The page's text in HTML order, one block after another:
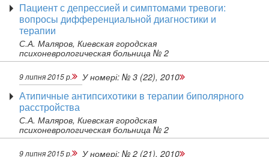
Пациент с депрессией и симптомами тревоги:
вопросы дифференциальной диагностики и
терапии
С.А. Маляров, Киевская городская
психоневрологическая больница № 2
9 липня 2015 р. У номері: № 3 (22), 2010
Атипичные антипсихотики в терапии биполярного
расстройства
С.А. Маляров, Киевская городская
психоневрологическая больница № 2
9 липня 2015 р. У номері: № 2 (21), 2010